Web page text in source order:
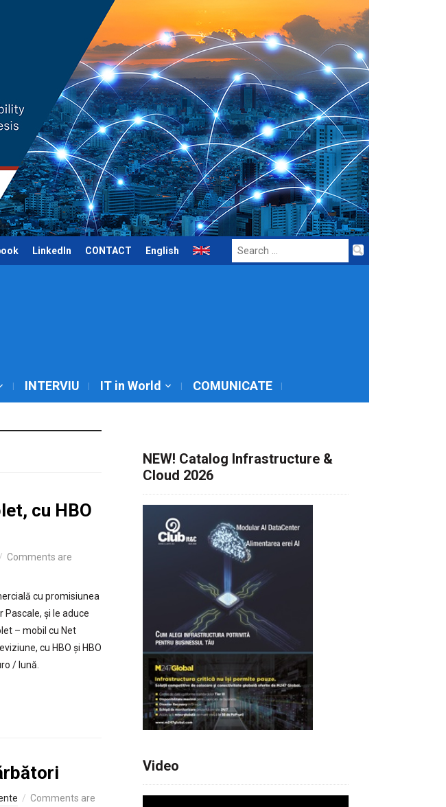
LinkedIn CONTACT English
Search
for:
INTERVIU IT in World COMUNICATE
cu HBO
Comments are
cu promisiunea
Pascale, și le aduce
– mobil cu Net
cu HBO și HBO
/ lună.
Comments are
NEW! Catalog Infrastructure &
Cloud 2026
Video